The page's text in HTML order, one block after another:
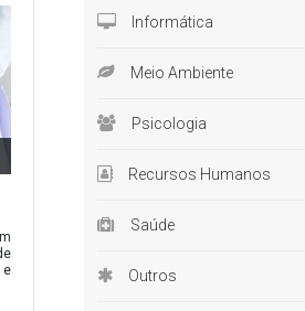
os
que
e
Informática
Meio Ambiente
Psicologia
Recursos Humanos
Saúde
Outros